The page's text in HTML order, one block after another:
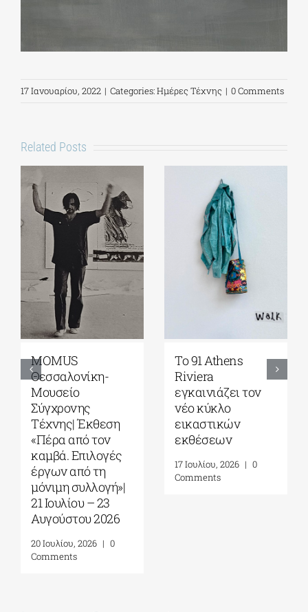
17 Ιανουαρίου, 2022 | Categories:Ημέρες Τέχνης | 0 Comments
Related Posts
Γκαλερί
Ζουμπουλάκη|
Σοφία
Παπακώστα-
Things to hold| 17
Σεπτεμβρίου – 10
Οκτωβρίου 2026
30 Ιουλίου, 2026
Comments
Έρχεται το
Platforms Project
2026| 17-20
Σεπτεμβρίου στο
Καπνεργοστάσιο
της Βουλής των
22 Ιουλίου, 2026
Leave A Comment